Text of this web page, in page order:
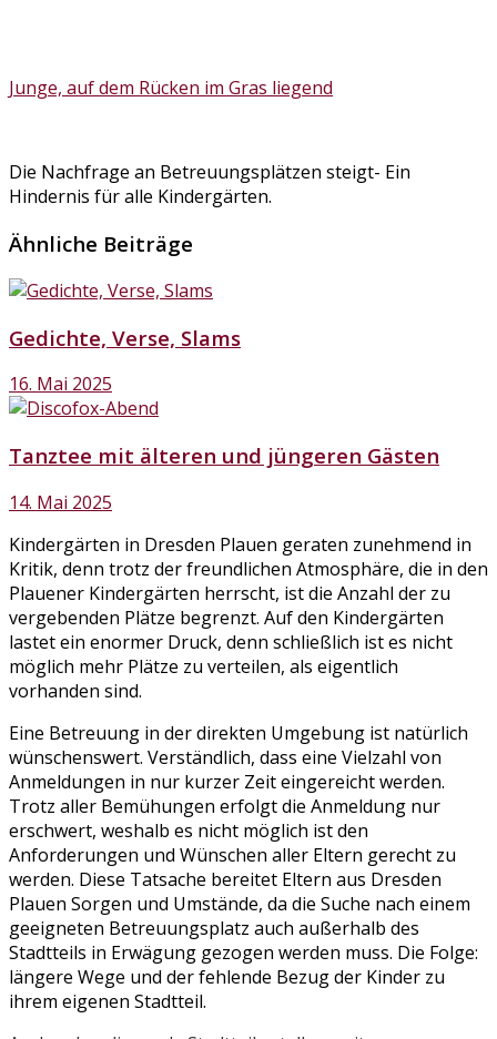
Junge, auf dem Rücken im Gras liegend
Die Nachfrage an Betreuungsplätzen steigt- Ein
Hindernis für alle Kindergärten.
Ähnliche Beiträge
Gedichte, Verse, Slams
16. Mai 2025
Tanztee mit älteren und jüngeren Gästen
14. Mai 2025
Kindergärten in Dresden Plauen geraten zunehmend in
Kritik, denn trotz der freundlichen Atmosphäre, die in den
Plauener Kindergärten herrscht, ist die Anzahl der zu
vergebenden Plätze begrenzt. Auf den Kindergärten
lastet ein enormer Druck, denn schließlich ist es nicht
möglich mehr Plätze zu verteilen, als eigentlich
vorhanden sind.
Eine Betreuung in der direkten Umgebung ist natürlich
wünschenswert. Verständlich, dass eine Vielzahl von
Anmeldungen in nur kurzer Zeit eingereicht werden.
Trotz aller Bemühungen erfolgt die Anmeldung nur
erschwert, weshalb es nicht möglich ist den
Anforderungen und Wünschen aller Eltern gerecht zu
werden. Diese Tatsache bereitet Eltern aus Dresden
Plauen Sorgen und Umstände, da die Suche nach einem
geeigneten Betreuungsplatz auch außerhalb des
Stadtteils in Erwägung gezogen werden muss. Die Folge:
längere Wege und der fehlende Bezug der Kinder zu
ihrem eigenen Stadtteil.